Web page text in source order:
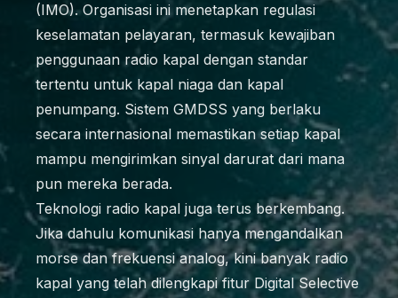
(IMO). Organisasi ini menetapkan regulasi
keselamatan pelayaran, termasuk kewajiban
penggunaan radio kapal dengan standar
tertentu untuk kapal niaga dan kapal
penumpang. Sistem GMDSS yang berlaku
secara internasional memastikan setiap kapal
mampu mengirimkan sinyal darurat dari mana
pun mereka berada.
Teknologi radio kapal juga terus berkembang.
Jika dahulu komunikasi hanya mengandalkan
morse dan frekuensi analog, kini banyak radio
kapal yang telah dilengkapi fitur Digital Selective